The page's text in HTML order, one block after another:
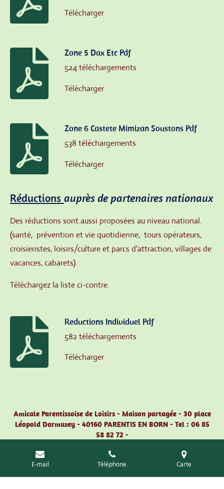
Télécharger
Zone 5 Dax Etc Pdf
524 téléchargements
Télécharger
Zone 6 Castete Mimizan Soustons Pdf
538 téléchargements
Télécharger
Réductions auprès de partenaires nationaux
Des réductions sont.aussi proposées au niveau national.
(santé, prévention et vie quotidienne, tours opérateurs,
croisieristes, loisirs/culture et parcs d'attraction, villages de
vacances, cabarets).
Téléchargez la liste ci-contre.
Reductions Individuel Pdf
582 téléchargements
Télécharger
Amicale Parentissoise de Loisirs - Maison partagée - 30 place
Léopold Darmuzey - 40160 PARENTIS EN BORN - Tel : 06 85
58 82 72 -
parentissoise-de-loisirs.com
E-mail Téléphone Carte